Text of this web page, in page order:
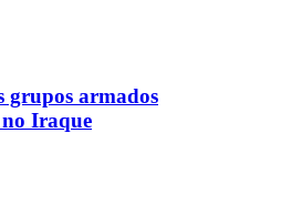
grupos armados
Iraque